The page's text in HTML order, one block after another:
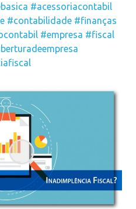
#acessoriacontabil
#contabilidade #finanças
#empresa #fiscal